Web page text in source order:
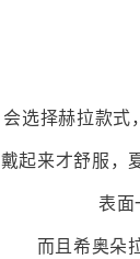
会选择赫拉款式
戴起来才舒服，
表面
而且希奥朵